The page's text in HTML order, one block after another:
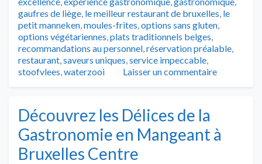
gaufres de liège, le meilleur restaurant de bruxelles, le
petit manneken,moules-frites,options sans gluten,
options végétariennes,plats traditionnels belges,
recommandations au personnel,réservation préalable,
restaurant,saveurs uniques,service impeccable,
stoofvlees,waterzooi Laisser un commentaire
Découvrez les Délices de la
Gastronomie en Mangeant à
Bruxelles Centre